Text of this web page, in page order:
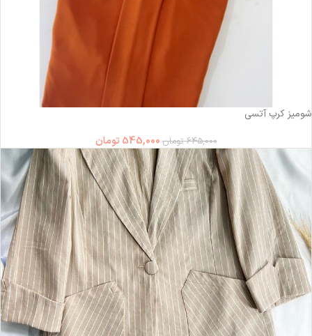
شومیز کرپ آتسی
645,000 تومان545,000 تومان